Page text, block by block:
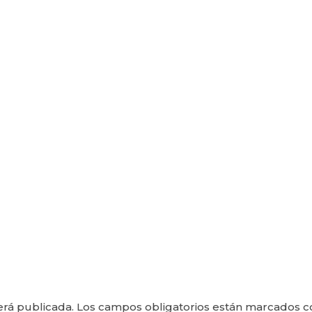
publicada. Los campos obligatorios están marcados